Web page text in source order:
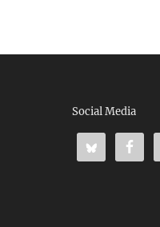
Social Media